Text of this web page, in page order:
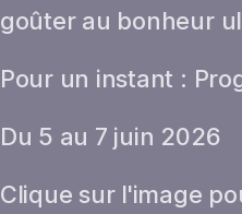
goûter au bonheur
Pour un instant :
Du 5 au 7 juin 2026
Clique sur l'image